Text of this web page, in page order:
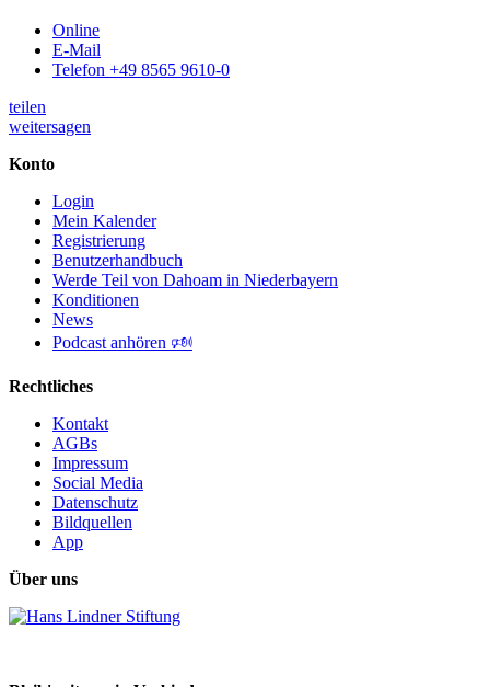
Online
E-Mail
Telefon +49 8565 9610-0
teilen
weitersagen
Konto
Login
Mein Kalender
Registrierung
Benutzerhandbuch
Werde Teil von Dahoam in Niederbayern
Konditionen
News
Podcast anhören 🕬
Rechtliches
Kontakt
AGBs
Impressum
Social Media
Datenschutz
Bildquellen
App
Über uns